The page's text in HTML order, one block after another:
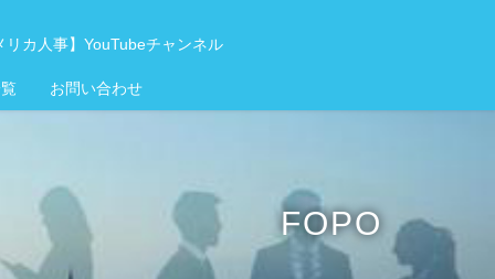
リカ人事】YouTubeチャンネル
お問い合わせ
FOPO